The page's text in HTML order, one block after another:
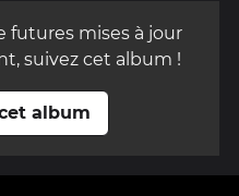
futures mises à jour
suivez cet album !
album